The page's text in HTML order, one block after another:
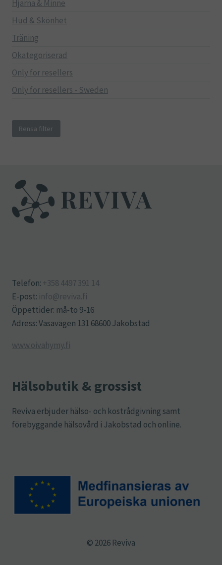
Hjärna & Minne
Hud & Skönhet
Träning
Okategoriserad
Only for resellers
Only for resellers - Sweden
Rensa filter
Telefon: +358 4497 391 14
E-post: info@reviva.fi
Öppettider: må-to 9-16
Adress: Vasavägen 131 68600 Jakobstad
www.oivahymy.fi
Hälsobutik & grossist
Reviva erbjuder hälso- och kostrådgivning samt
förebyggande hälsovård i Jakobstad och online.
© 2026 Reviva